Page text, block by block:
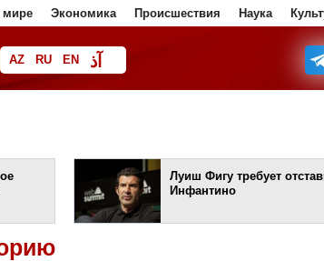
мире Экономика Происшествия Наука
AZ RU EN آذ
فا
Луиш Фигу требует
Инфантино